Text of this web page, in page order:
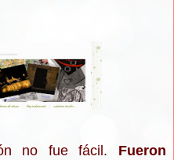
no fue fácil. Fueron